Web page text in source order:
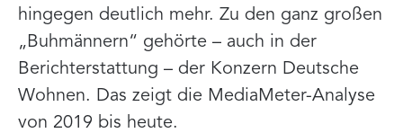
hingegen deutlich mehr. Zu den ganz großen
„Buhmännern“ gehörte – auch in der
Berichterstattung – der Konzern Deutsche
Wohnen. Das zeigt die MediaMeter-Analyse
von 2019 bis heute.